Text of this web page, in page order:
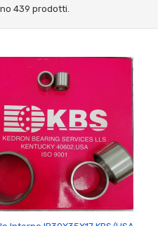
439 prodotti.